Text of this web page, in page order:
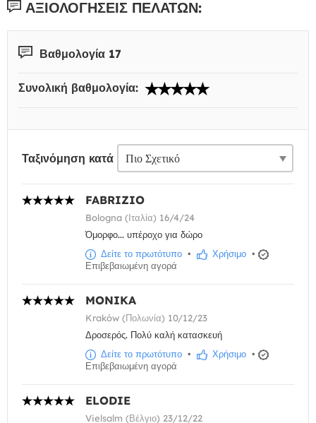
ΑΞΙΟΛΟΓΉΣΕΙΣ ΠΕΛΑΤΏΝ:
Βαθμολογία 17
Συνολική βαθμολογία:
Ταξινόμηση κατά
FABRIZIO
Bologna (Ιταλία) 16/4/24
Όμορφο... υπέροχο για δώρο
Δείτε το πρωτότυπο • Χρήσιμο •
Επιβεβαιωμένη αγορά
MONIKA
Kraków (Πολωνία) 10/12/23
Δροσερός. Πολύ καλή κατασκευή
Δείτε το πρωτότυπο • Χρήσιμο •
Επιβεβαιωμένη αγορά
ELODIE
Vielsalm (Βέλγιο) 23/12/22